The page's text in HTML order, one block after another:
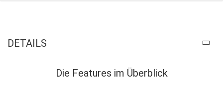
DETAILS
Die Features im Überblick